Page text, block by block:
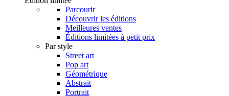
Parcourir
Découvrir les éditions
Meilleures ventes
Éditions limitées à petit prix
Par style
Street art
Pop art
Géométrique
Abstrait
Portrait